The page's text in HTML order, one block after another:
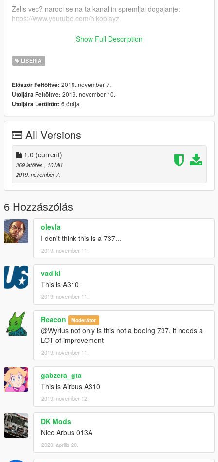
Zelis vec? naroci se na ta kanal in spremljaj dogajanje:
https://www.youtube.com/nikoplayz
Spremljaj dogajanje na Facebooku!
ENG
Thanks for downloading my mod!
------------------------------------------
/ Update / x64 / dlcpacks / Patchday20ng / dlc.rpf / levels / gtav
/ vehicles / vehicles.rpf
2.) DONE!
------------------------------------------
Created by Nikoplayz a.k.a. Wyruis
Check youtube channel: https://www.youtube.com/nikoplayz
Show Full Description
LIBÉRIA
Először Feltöltve: 2019. november 7.
Utoljára Feltöltve: 2019. november 10.
Utoljára Letöltött: 6 órája
All Versions
1.0 (current)
369 letöltés
, 10 MB
2019. november 7.
6 Hozzászólás
olevla
I don't think this is a 737...
2019. november 11.
vadiki
This is A310
2019. november 11.
Reacon Moderátor
@Wyrius not only is this not a boeIng 737, it needs a
LOT of improvement
2019. november 11.
gabzera_gta
This is Airbus A310
2019. november 12.
DK Mods
Nice Arbus 013A
2020. április 20.